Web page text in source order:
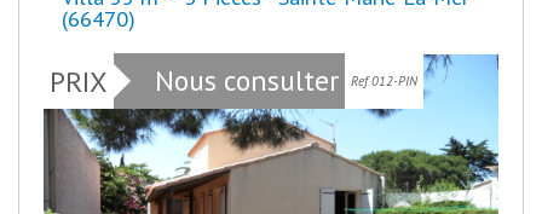
(66470)
PRIX Nous consulter Ref 012-PIN